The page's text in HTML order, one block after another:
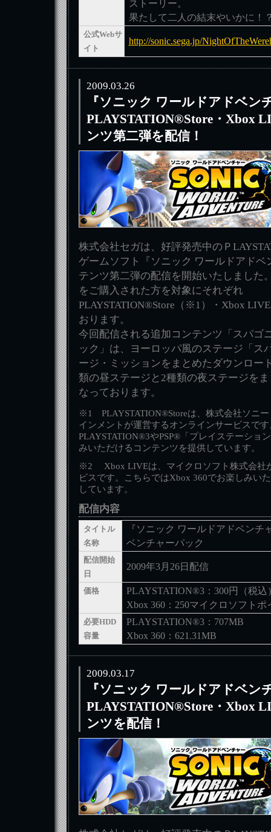
ストーリー。
果たして二人の結末やいかに！
公式Webサ
イト
http://sonic.sega.jp/
2009.03.26
『ソニック ワールドアドベン
PLAYSTATION®Store・Xbox
ンツ第二弾を配信！
株式会社セガは、好評発売中のＰ
ゲームソフト『ソニック ワールドアドベ
テンツ第二弾の配信を開始いたしました
をご購入された方を対象にそれぞれ
PLAYSTATION®Store（※1）・Xbox
おります。
今回配信される追加コンテンツ「スパゴ
ック」は、ヨーロッパ風のステージ「ス
ージ・ミッションをまとめたダウンロー
類の昼ステージと2種類の夜ステージを
なっております。
※1 PLAYSTATION®Storeは、株式会社ソニ
インメントが運営するオンラインサービスで
PLAYSTATION®3やPSP®「プレイステーショ
みいただけるコンテンツを提供しています。
※2 Xbox LIVEは、マイクロソフト株式会社
ビスです。こちらではXbox 360でお楽しみい
しています。
配信内容
タイトル
名称
『ソニック ワールドアドベンチ
ベンチャーパック
配信開始
日
2009年3月26日配信
価格
PLAYSTATION®3：300円（税込
Xbox 360：250マイクロソフトポ
必要HDD
容量
PLAYSTATION®3：707MB
Xbox 360：621.31MB
2009.03.17
『ソニック ワールドアドベン
PLAYSTATION®Store・Xbox
ンツを配信！